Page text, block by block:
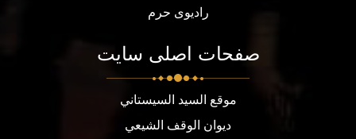
رادیوی حرم
صفحات اصلی سایت
موقع السيد السيستاني
ديوان الوقف الشيعي